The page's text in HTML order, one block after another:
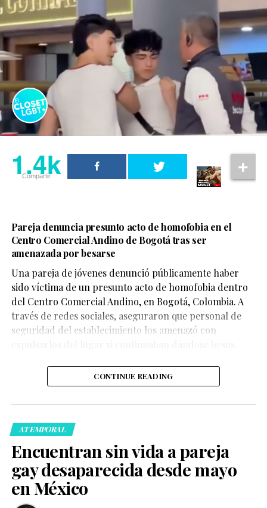
1.4k
Compartir
Pareja denuncia presunto acto de homofobia en el
Centro Comercial Andino de Bogotá tras ser
amenazada por besarse
Una pareja de jóvenes denunció públicamente haber
sido víctima de un presunto acto de homofobia dentro
del Centro Comercial Andino, en Bogotá, Colombia. A
través de redes sociales, aseguraron que personal de
seguridad del establecimiento los amenazó con
CONTINUE READING
ATEMPORAL
Encuentran sin vida a pareja
gay desaparecida desde mayo
en México